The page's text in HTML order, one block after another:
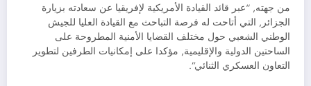
من جهته, “عبر قائد القيادة الأمريكية لإفريقيا عن سعادته بزيارة
الجزائر, التي أتاحت له فرصة التباحث مع القيادة العليا للجيش
الوطني الشعبي حول مختلف القضايا الأمنية المطروحة على
الساحتين الدولية والإقليمية, مؤكدا على إمكانيات الطرفين لتطوير
التعاون العسكري الثنائي”.